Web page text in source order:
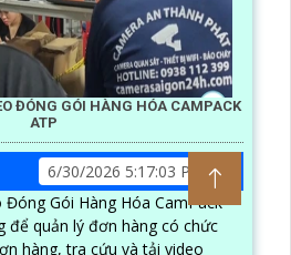
ĐÓNG GÓI HÀNG HÓA CAMPACK
ATP
6/30/2026 5:17:03 PM
Đóng Gói Hàng Hóa CamPack
để quản lý đơn hàng có chức
hàng, tra cứu và tải video